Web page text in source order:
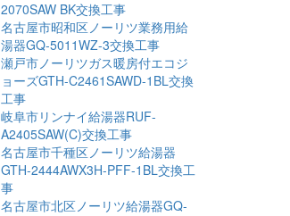
2070SAW BK交換工事
名古屋市昭和区ノーリツ業務用給
湯器GQ-5011WZ-3交換工事
瀬戸市ノーリツガス暖房付エコジ
ョーズGTH-C2461SAWD-1BL交換
工事
岐阜市リンナイ給湯器RUF-
A2405SAW(C)交換工事
名古屋市千種区ノーリツ給湯器
GTH-2444AWX3H-PFF-1BL交換工
事
名古屋市北区ノーリツ給湯器GQ-